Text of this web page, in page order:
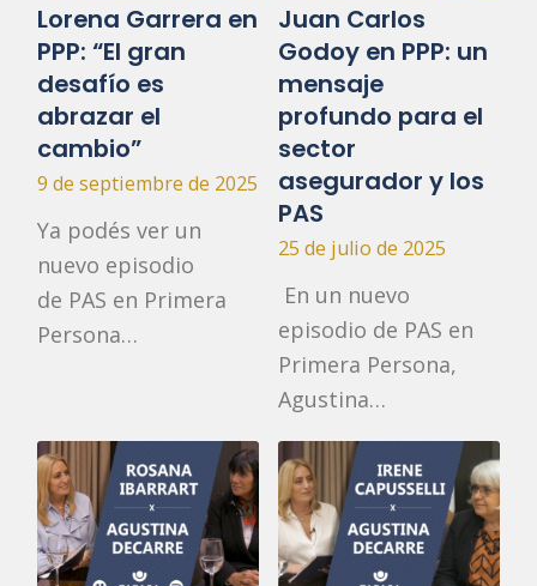
Lorena Garrera en
PPP: “El gran
desafío es
abrazar el
cambio”
9 de septiembre de 2025
Ya podés ver un
nuevo episodio
de PAS en Primera
Persona…
Juan Carlos
Godoy en PPP: un
mensaje
profundo para el
sector
asegurador y los
PAS
25 de julio de 2025
En un nuevo
episodio de PAS en
Primera Persona,
Agustina…